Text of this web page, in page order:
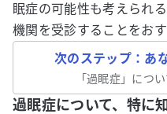
眠症の可能性も考えられ
機関を受診することをおす
次のステップ：あ
「過眠症」につ
過眠症について、特に